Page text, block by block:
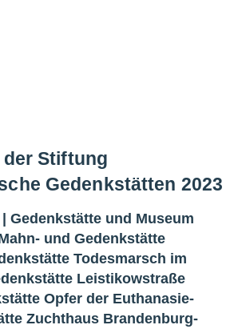
Stiftung
Gedenkstätten 2023
Gedenkstätte und Museum
und Gedenkstätte
Todesmarsch im
Leistikowstraße
Opfer der Euthanasie-
Zuchthaus Brandenburg-